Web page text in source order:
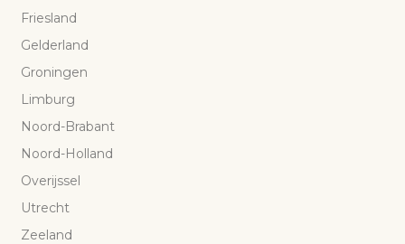
Friesland
Gelderland
Groningen
Limburg
Noord-Brabant
Noord-Holland
Overijssel
Utrecht
Zeeland